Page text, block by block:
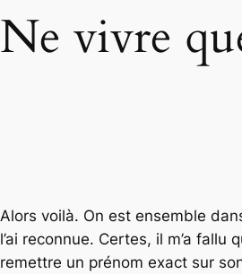
Ne vivre
Alors voilà. On est ensemble
l’ai reconnue. Certes, il m’a fallu
remettre un prénom exact sur